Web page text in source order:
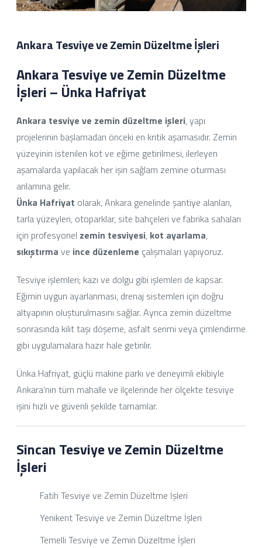
Ankara Tesviye ve Zemin Düzeltme İşleri
Ankara Tesviye ve Zemin Düzeltme
İşleri – Ünka Hafriyat
Ankara tesviye ve zemin düzeltme işleri, yapı
projelerinin başlamadan önceki en kritik aşamasıdır. Zemin
yüzeyinin istenilen kot ve eğime getirilmesi, ilerleyen
aşamalarda yapılacak her işin sağlam zemine oturması
anlamına gelir.
Ünka Hafriyat olarak, Ankara genelinde şantiye alanları,
tarla yüzeyleri, otoparklar, site bahçeleri ve fabrika sahaları
için profesyonel zemin tesviyesi, kot ayarlama,
sıkıştırma ve ince düzenleme çalışmaları yapıyoruz.
Tesviye işlemleri; kazı ve dolgu gibi işlemleri de kapsar.
Eğimin uygun ayarlanması, drenaj sistemleri için doğru
altyapının oluşturulmasını sağlar. Ayrıca zemin düzeltme
sonrasında kilit taşı döşeme, asfalt serimi veya çimlendirme
gibi uygulamalara hazır hale getirilir.
Ünka Hafriyat, güçlü makine parkı ve deneyimli ekibiyle
Ankara’nın tüm mahalle ve ilçelerinde her ölçekte tesviye
işini hızlı ve güvenli şekilde tamamlar.
Sincan Tesviye ve Zemin Düzeltme
İşleri
Fatih Tesviye ve Zemin Düzeltme İşleri
Yenikent Tesviye ve Zemin Düzeltme İşleri
Temelli Tesviye ve Zemin Düzeltme İşleri